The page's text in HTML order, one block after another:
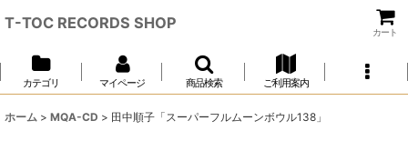
T-TOC RECORDS SHOP
カート
カテゴリ マイページ 商品検索 ご利用案内
ホーム > MQA-CD > 田中順子「スーパーフルムーンボウル138」